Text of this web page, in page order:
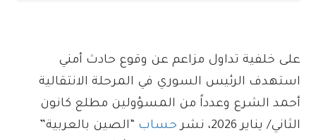
على خلفية تداول مزاعم عن وقوع حادث أمني
استهدف الرئيس السوري في المرحلة الانتقالية
أحمد الشرع وعدداً من المسؤولين مطلع كانون
الثاني/ يناير 2026، نشر
حساب “الصين بالعربية”